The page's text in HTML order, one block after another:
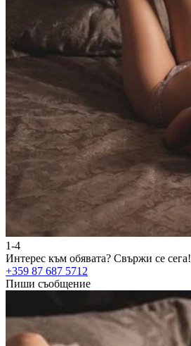
1-4
Интерес към обявата? Свържи се сега!
+359 87 687 5712
Пиши съобщение